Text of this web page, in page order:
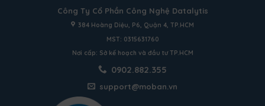
Công Ty Cổ Phần Công Nghệ Datalytis
384 Hoàng Diệu, P6, Quận 4, TP.HCM
MST: 0315631760
Nơi cấp: Sở kế hoạch và đầu tư TP.HCM
0902.882.355
support@moban.vn